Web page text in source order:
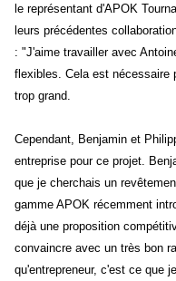
le représentant d'APOK
leurs précédentes
: "J'aime travailler avec
flexibles. Cela est nécessaire
trop grand.
Cependant, Benjamin et
entreprise pour ce projet.
que je cherchais un
gamme APOK récemment
déjà une proposition
convaincre avec un très bon
qu'entrepreneur, c'est ce que